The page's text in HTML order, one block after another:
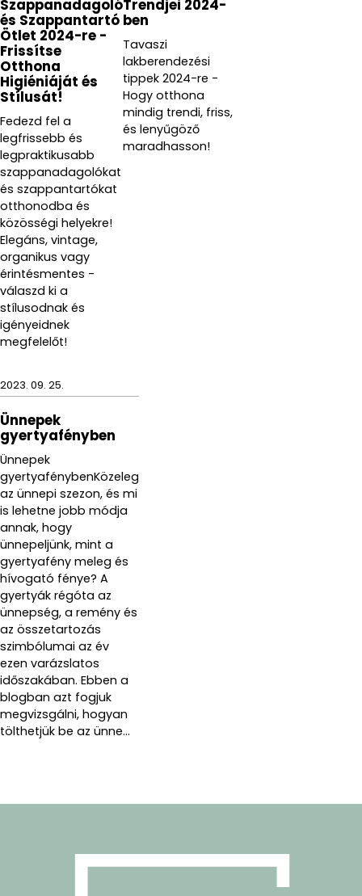
Szappanadagoló
és Szappantartó
Ötlet 2024-re -
Frissítse
Otthona
Higiéniáját és
Stílusát!
Fedezd fel a
legfrissebb és
legpraktikusabb
szappanadagolókat
és szappantartókat
otthonodba és
közösségi helyekre!
Elegáns, vintage,
organikus vagy
érintésmentes -
válaszd ki a
stílusodnak és
igényeidnek
megfelelőt!
Trendjei 2024-
ben
Tavaszi
lakberendezési
tippek 2024-re -
Hogy otthona
mindig trendi, friss,
és lenyűgöző
maradhasson!
2023. 09. 25.
Ünnepek
gyertyafényben
Ünnepek
gyertyafénybenKözeleg
az ünnepi szezon, és mi
is lehetne jobb módja
annak, hogy
ünnepeljünk, mint a
gyertyafény meleg és
hívogató fénye? A
gyertyák régóta az
ünnepség, a remény és
az összetartozás
szimbólumai az év
ezen varázslatos
időszakában. Ebben a
blogban azt fogjuk
megvizsgálni, hogyan
tölthetjük be az ünne...